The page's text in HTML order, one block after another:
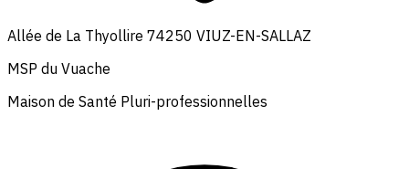
Allée de La Thyollire 74250 VIUZ-EN-SALLAZ
MSP du Vuache
Maison de Santé Pluri-professionnelles